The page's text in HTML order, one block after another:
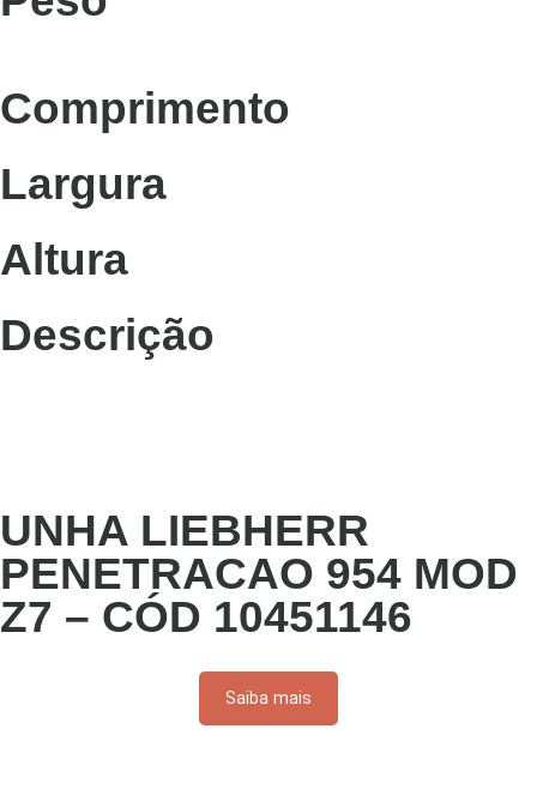
Comprimento
Largura
Altura
Descrição
UNHA LIEBHERR
PENETRACAO 954 MOD
Z7 – CÓD 10451146
Saiba mais